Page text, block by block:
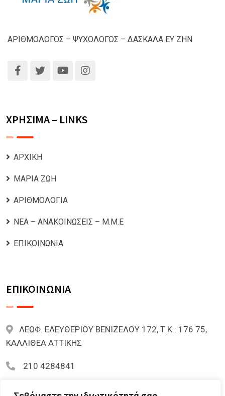
ΑΡΙΘΜΟΛΟΓΟΣ – ΨΥΧΟΛΟΓΟΣ – ΔΑΣΚΑΛΑ ΕΥ ΖΗΝ
ΧΡΗΣΙΜΑ – LINKS
ΑΡΧΙΚΗ
ΜΑΡΙΑ ΖΩΗ
ΑΡΙΘΜΟΛΟΓΙΑ
ΝΕΑ – ΑΝΑΚΟΙΝΩΣΕΙΣ – Μ.Μ.Ε
ΕΠΙΚΟΙΝΩΝΙΑ
ΕΠΙΚΟΙΝΩΝΙΑ
ΛΕΩΦ. ΕΛΕΥΘΕΡΙΟΥ ΒΕΝΙΖΕΛΟΥ 172, Τ.Κ : 176 75,
ΚΑΛΛΙΘΕΑ ΑΤΤΙΚΗΣ
210 4284841
mariazoi.powernumbers@gmail.com